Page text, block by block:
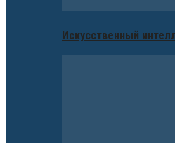
Искусственный